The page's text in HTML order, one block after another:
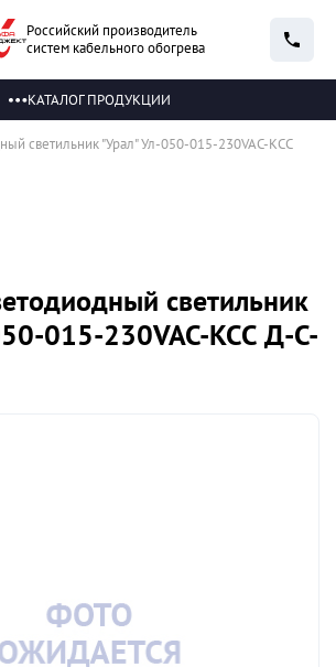
Российский производитель
систем кабельного обогрева
КАТАЛОГ ПРОДУКЦИИ
светильник "Урал" Ул-050-015-230VAC-КСС
светильник
015-230VAC-КСС Д-С-